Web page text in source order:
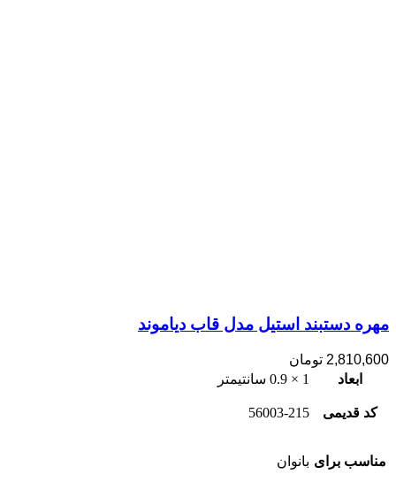
مهره دستبند استیل مدل قاب دیاموند
2,810,600 تومان
ابعاد
1 × 0.9 سانتیمتر
کد قدیمی 56003-215
مناسب برای بانوان